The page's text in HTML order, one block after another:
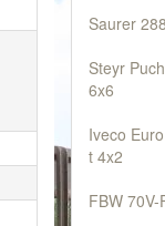
Saurer
Steyr
6x6
Iveco
t 4x2
FBW